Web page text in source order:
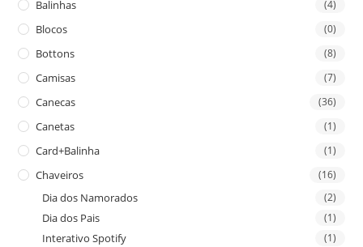
Balinhas (4)
Blocos (0)
Bottons (8)
Camisas (7)
Canecas (36)
Canetas (1)
Card+Balinha (1)
Chaveiros (16)
Dia dos Namorados (2)
Dia dos Pais (1)
Interativo Spotify (1)